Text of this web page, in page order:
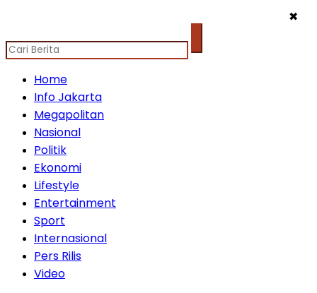
✖
Home
Info Jakarta
Megapolitan
Nasional
Politik
Ekonomi
Lifestyle
Entertainment
Sport
Internasional
Pers Rilis
Video